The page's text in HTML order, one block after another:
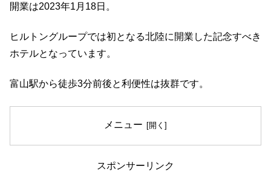
開業は2023年1月18日。
ヒルトングループでは初となる北陸に開業した記念すべき
ホテルとなっています。
富山駅から徒歩3分前後と利便性は抜群です。
メニュー
スポンサーリンク